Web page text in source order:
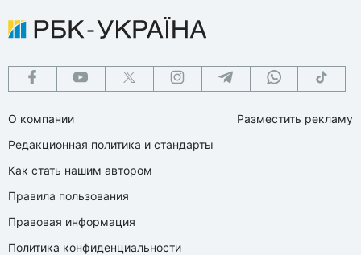
О компании
Редакционная политика и стандарты
Как стать нашим автором
Правила пользования
Правовая информация
Политика конфиденциальности
Разместить рекламу